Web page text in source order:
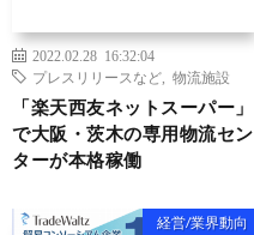
2022.02.28 16:32:04
プレスリリースなど
物流施設
「楽天西友ネットスーパー」
で大阪・茨木の専用物流セン
ターが本格稼働
経営/業界動向